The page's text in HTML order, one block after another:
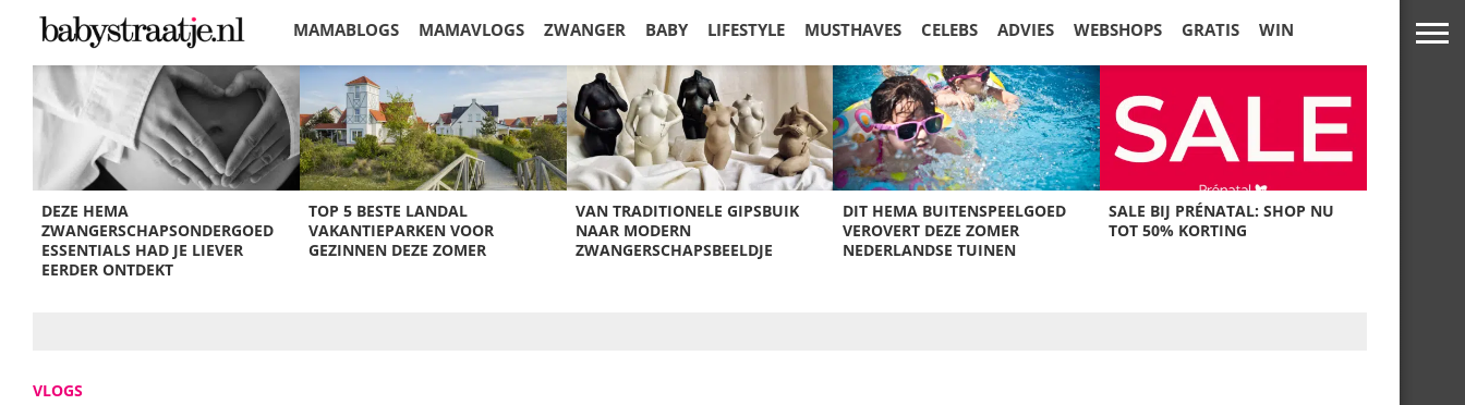
MAMABLOGS MAMAVLOGS ZWANGER BABY LIFESTYLE MUSTHAVES CELEBS ADVIES WEBSHOPS GRATIS WIN
KORTINGEN
DEZE HEMA
ZWANGERSCHAPSONDERGOED
ESSENTIALS HAD JE LIEVER
EERDER ONTDEKT
TOP 5 BESTE LANDAL
VAKANTIEPARKEN VOOR
GEZINNEN DEZE ZOMER
VAN TRADITIONELE GIPSBUIK
NAAR MODERN
ZWANGERSCHAPSBEELDJE
DIT HEMA BUITENSPEELGOED
VEROVERT DEZE ZOMER
NEDERLANDSE TUINEN
SALE BIJ PRÉNATAL: SHOP NU
TOT 50% KORTING
VLOGS